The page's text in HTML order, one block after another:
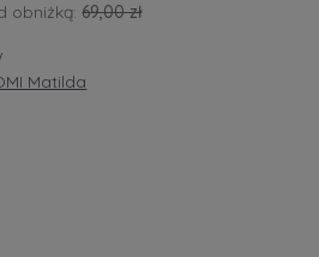
obniżką:69,00 zł
Matilda